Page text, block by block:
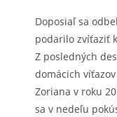
Doposiaľ sa
podarilo zvíťaziť
Z posledných
domácich
Zoriana v roku
sa v nedeľu